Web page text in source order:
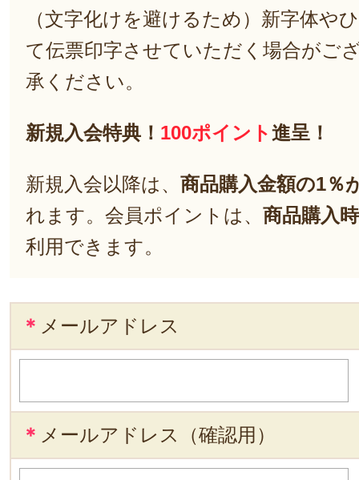
（文字化けを避けるため）新字体や
て伝票印字させていただく場合がご
承ください。
新規入会特典！ 100ポイント進呈！
新規入会以降は、 商品購入金額の1％
れます。会員ポイントは、 商品購入
利用できます。
＊ メールアドレス
＊ メールアドレス（確認用）